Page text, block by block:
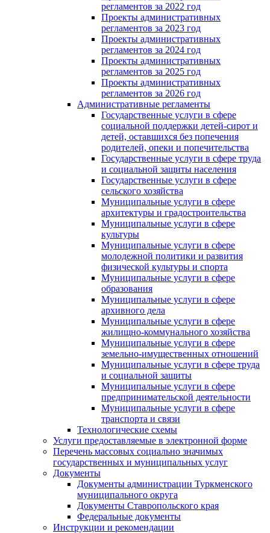
регламентов за 2022 год
Проекты административных
регламентов за 2023 год
Проекты административных
регламентов за 2024 год
Проекты административных
регламентов за 2025 год
Проекты административных
регламентов за 2026 год
Административные регламенты
Государственные услуги в сфере
социальной поддержки детей-сирот и
детей, оставшихся без попечения
родителей, опеки и попечительства
Государственные услуги в сфере труда
и социальной защиты населения
Государственные услуги в сфере
сельского хозяйства
Муниципальные услуги в сфере
архитектуры и градостроительства
Муниципальные услуги в сфере
культуры
Муниципальные услуги в сфере
молодежной политики и развития
физической культуры и спорта
Муниципальные услуги в сфере
образования
Муниципальные услуги в сфере
архивного дела
Муниципальные услуги в сфере
жилищно-коммунального хозяйства
Муниципальные услуги в сфере
земельно-имущественных отношений
Муниципальные услуги в сфере труда
и социальной защиты
Муниципальные услуги в сфере
предпринимательской деятельности
Муниципальные услуги в сфере
транспорта и связи
Технологические схемы
Услуги предоставляемые в электронной форме
Перечень массовых социально значимых
государственных и муниципальных услуг
Документы
Документы администрации Туркменского
муниципального округа
Документы Ставропольского края
Федеральные документы
Инструкции и рекомендации